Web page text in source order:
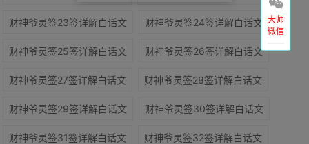
财神爷灵签23签详解白话文 财神爷灵签24签详解白话文
财神爷灵签25签详解白话文 财神爷灵签26签详解白话文
财神爷灵签27签详解白话文 财神爷灵签28签详解白话文
财神爷灵签29签详解白话文 财神爷灵签30签详解白话文
财神爷灵签31签详解白话文 财神爷灵签32签详解白话文
大师
微信